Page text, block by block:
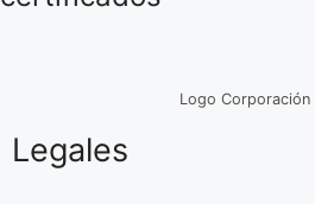
Logo Corporación
Legales